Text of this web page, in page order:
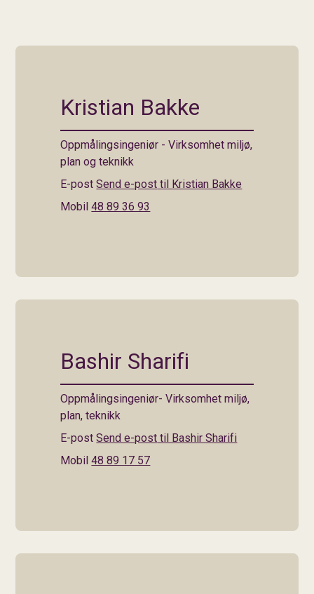
Kristian Bakke
Oppmålingsingeniør - Virksomhet miljø,
plan og teknikk
E-postSend e-post til Kristian Bakke
Mobil48 89 36 93
Bashir Sharifi
Oppmålingsingeniør- Virksomhet miljø,
plan, teknikk
E-postSend e-post til Bashir Sharifi
Mobil48 89 17 57